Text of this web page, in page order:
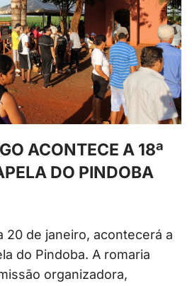
ACONTECE A 18ª
DO PINDOBA
20 de janeiro, acontecerá a
do Pindoba. A romaria
organizadora,